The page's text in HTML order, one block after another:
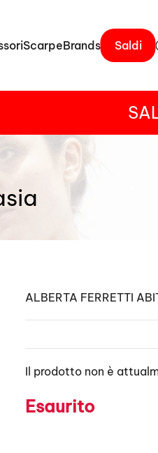
ScarpeBrands Saldi
ALBERTA FERRETTI
Il prodotto non è
Esaurito